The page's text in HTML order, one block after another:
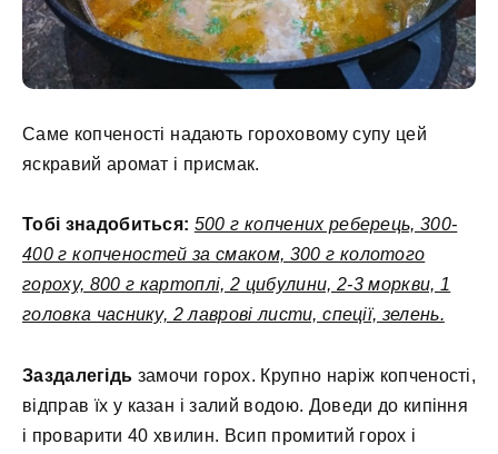
Саме копченості надають гороховому супу цей
яскравий аромат і присмак.
Тобі знадобиться: 500 г копчених реберець, 300-
400 г копченостей за смаком, 300 г колотого
гороху, 800 г картоплі, 2 цибулини, 2-3 моркви, 1
головка часнику, 2 лаврові листи, спеції, зелень.
Заздалегідь замочи горох. Крупно наріж копченості,
відправ їх у казан і залий водою. Доведи до кипіння
і проварити 40 хвилин. Всип промитий горох і